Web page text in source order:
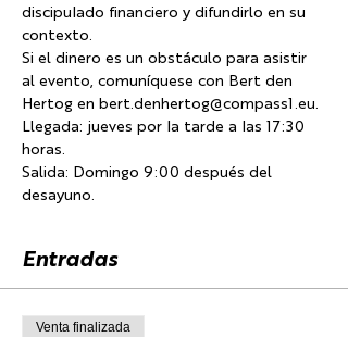
discipulado financiero y difundirlo en su
contexto.
Si el dinero es un obstáculo para asistir
al evento, comuníquese con Bert den
Hertog en bert.denhertog@compass1.eu.
Llegada: jueves por la tarde a las 17:30
horas.
Salida: Domingo 9:00 después del
desayuno.
Entradas
Venta finalizada